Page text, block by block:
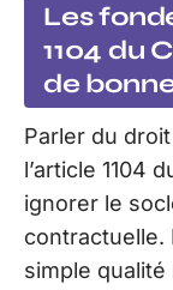
Les
1104 du
de
Parler du
l’article 1104
ignorer le
contractuelle.
simple qualité